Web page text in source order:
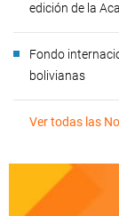
edición de la
Fondo
bolivianas
Ver todas las